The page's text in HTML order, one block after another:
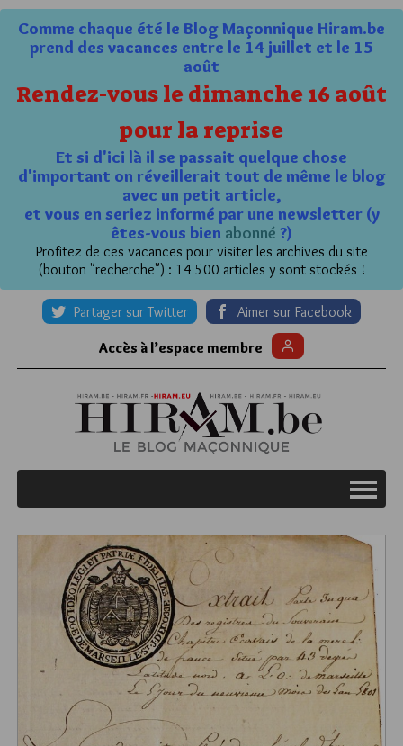
Comme chaque été le Blog Maçonnique Hiram.be
prend des vacances entre le 14 juillet et le 15
août
Rendez-vous le dimanche 16 août
pour la reprise
Et si d'ici là il se passait quelque chose
d'important on réveillerait tout de même le blog
avec un petit article,
et vous en seriez informé par une newsletter (y
êtes-vous bien abonné ?)
Profitez de ces vacances pour visiter les archives du site
(bouton "recherche") : 14 500 articles y sont stockés !
Partager sur Twitter Aimer sur Facebook
Accès à l’espace membre